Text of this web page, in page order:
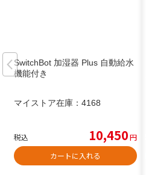
SwitchBot 加湿器 Plus 自動給水
機能付き
マイストア在庫： 4168
税込 10,450円
カートに入れる